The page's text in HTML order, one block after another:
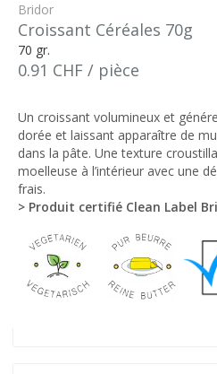
Bridor
Croissant Céréales 70g
70 gr.
0.91 CHF / pièce
Un croissant volumineux et
dorée et laissant apparaître de
dans la pâte. Une texture
moelleuse à l’intérieur avec une
frais.
> Produit certifié Clean Label